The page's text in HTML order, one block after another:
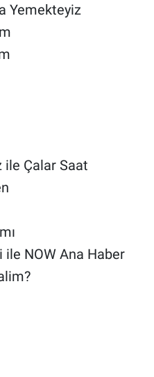
Yemekteyiz
ile Çalar Saat
ile NOW Ana Haber